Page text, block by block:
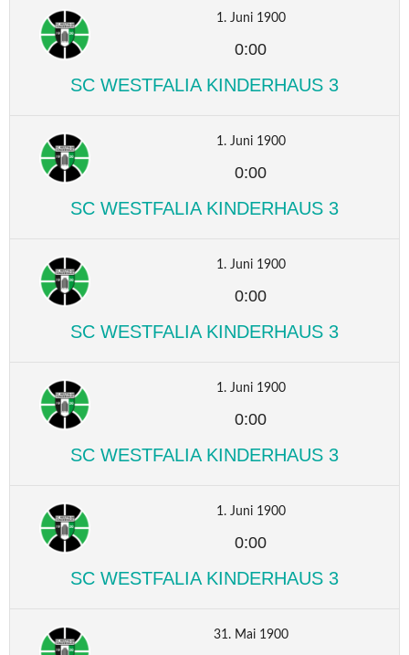
1. Juni 1900
0:00
SC WESTFALIA KINDERHAUS 3
1. Juni 1900
0:00
SC WESTFALIA KINDERHAUS 3
1. Juni 1900
0:00
SC WESTFALIA KINDERHAUS 3
1. Juni 1900
0:00
SC WESTFALIA KINDERHAUS 3
1. Juni 1900
0:00
SC WESTFALIA KINDERHAUS 3
31. Mai 1900